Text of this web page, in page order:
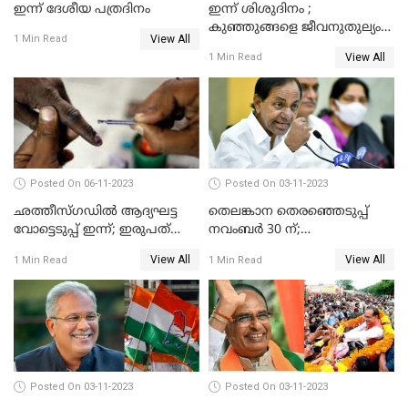
ഇന്ന് ദേശീയ പത്രദിനം
1 Min Read View All
ഇന്ന് ശിശുദിനം ;
കുഞ്ഞുങ്ങളെ ജീവനുതുല്യം
നെഹ്‌റുവിന്റെ ജന്മദിനം
1 Min Read View All
Posted On 06-11-2023
ഛത്തീസ്ഗഡില്‍ ആദ്യഘട്ട
വോട്ടെടുപ്പ്‌ ഇന്ന്; ഇരുപത്‌
വിധിയെഴുതുക
1 Min Read View All
Posted On 03-11-2023
തെലങ്കാന തെരഞ്ഞെടുപ്പ്
നവംബര്‍ 30 ന്;
മുഖ്യമന്ത്രി ചന്ദ്രശേഖര്‍ റാവു
1 Min Read View All
Posted On 03-11-2023 Posted On 03-11-2023